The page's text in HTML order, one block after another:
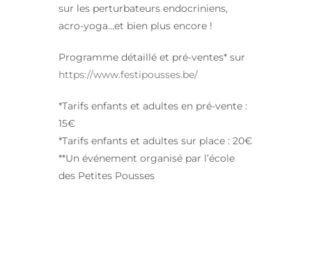
sur les perturbateurs endocriniens,
acro-yoga…et bien plus encore !
Programme détaillé et pré-ventes* sur
https://www.festipousses.be/
*Tarifs enfants et adultes en pré-vente :
15€
*Tarifs enfants et adultes sur place : 20€
**Un événement organisé par l’école
des Petites Pousses